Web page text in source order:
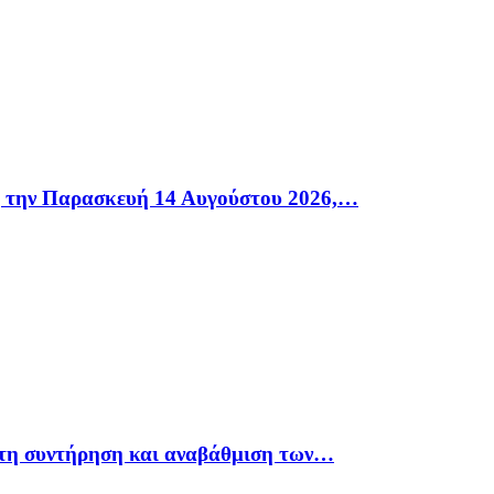
Παρασκευή 14 Αυγούστου 2026,…
συντήρηση και αναβάθμιση των…